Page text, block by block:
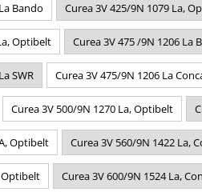
Bando Curea 3V 425/9N 1079 La,
Optibelt Curea 3V 475 /9N 1206 La
SWR Curea 3V 475/9N 1206 La
Curea 3V 500/9N 1270 La, Optibelt
Optibelt Curea 3V 560/9N 1422 La,
Optibelt Curea 3V 600/9N 1524 La,